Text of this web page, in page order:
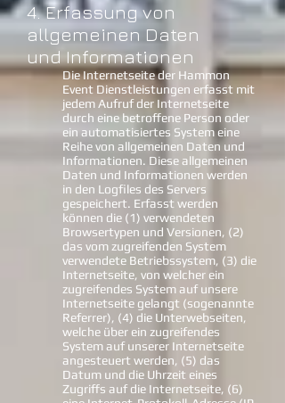
4. Erfassung von
allgemeinen Daten
und Informationen
Die Internetseite der Hammon
Event Dienstleistungen erfasst mit
jedem Aufruf der Internetseite
durch eine betroffene Person oder
ein automatisiertes System eine
Reihe von allgemeinen Daten und
Informationen. Diese allgemeinen
Daten und Informationen werden
in den Logfiles des Servers
gespeichert. Erfasst werden
können die (1) verwendeten
Browsertypen und Versionen, (2)
das vom zugreifenden System
verwendete Betriebssystem, (3) die
Internetseite, von welcher ein
zugreifendes System auf unsere
Internetseite gelangt (sogenannte
Referrer), (4) die Unterwebseiten,
welche über ein zugreifendes
System auf unserer Internetseite
angesteuert werden, (5) das
Datum und die Uhrzeit eines
Zugriffs auf die Internetseite, (6)